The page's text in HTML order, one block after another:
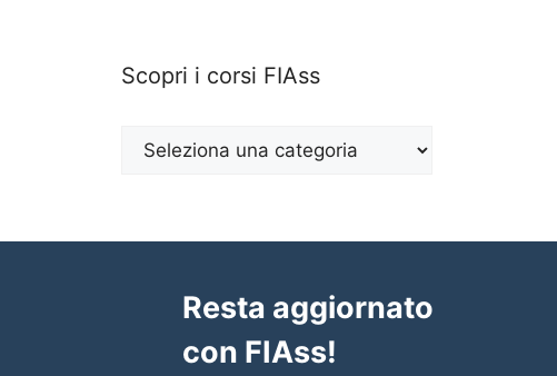
Scopri i corsi FIAss
Resta aggiornato
con FIAss!